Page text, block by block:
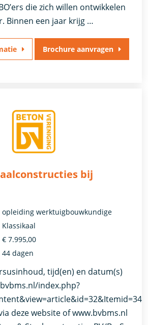
die zich willen ontwikkelen
Binnen een jaar krijg …
Brochure aanvragen
bij
tijd(en) en datum(s)
index.php?
deze website of www.bvbms.nl
opleiding werktuigbouwkundige
Klassikaal
€ 7.995,00
44 dagen